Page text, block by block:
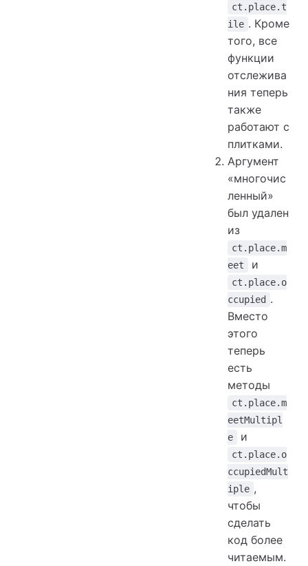
ct.place.t
ile . Кроме
того, все
функции
отслежива
ния теперь
также
работают с
плитками.
Аргумент
«многочис
ленный»
был удален
из
ct.place.m
eet
и
ct.place.o
ccupied .
Вместо
этого
теперь
есть
методы
ct.place.m
eetMultipl
e
и
ct.place.o
ccupiedMult
iple ,
чтобы
сделать
код более
читаемым.